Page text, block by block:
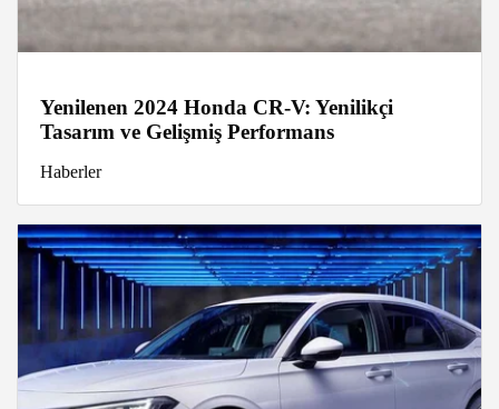
Yenilenen 2024 Honda CR-V: Yenilikçi
Tasarım ve Gelişmiş Performans
Haberler